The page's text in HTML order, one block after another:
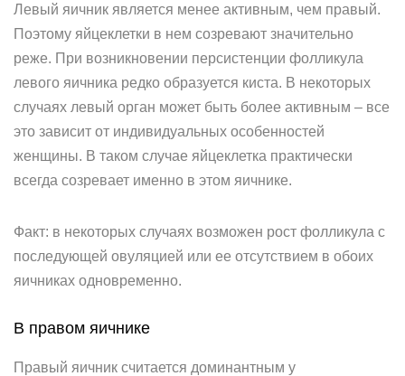
Левый яичник является менее активным, чем правый.
Поэтому яйцеклетки в нем созревают значительно
реже. При возникновении персистенции фолликула
левого яичника редко образуется киста. В некоторых
случаях левый орган может быть более активным – все
это зависит от индивидуальных особенностей
женщины. В таком случае яйцеклетка практически
всегда созревает именно в этом яичнике.
Факт: в некоторых случаях возможен рост фолликула с
последующей овуляцией или ее отсутствием в обоих
яичниках одновременно.
В правом яичнике
Правый яичник считается доминантным у